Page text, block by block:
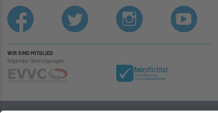
WIR SIND MITGLIED
folgender Vereinigungen